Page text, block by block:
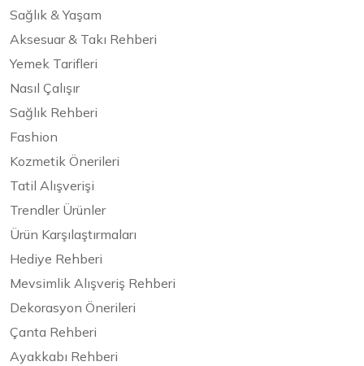
Sağlık & Yaşam
Aksesuar & Takı Rehberi
Yemek Tarifleri
Nasıl Çalışır
Sağlık Rehberi
Fashion
Kozmetik Önerileri
Tatil Alışverişi
Trendler Ürünler
Ürün Karşılaştırmaları
Hediye Rehberi
Mevsimlik Alışveriş Rehberi
Dekorasyon Önerileri
Çanta Rehberi
Ayakkabı Rehberi